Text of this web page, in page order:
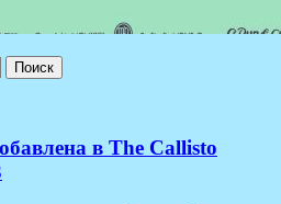
в The Callisto